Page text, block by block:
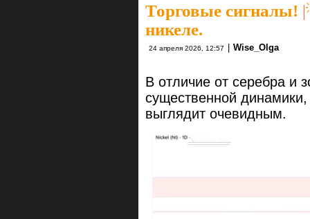
Торговые сигналы! |
никеле.
24 апреля 2026, 12:57 Wise_Olga
В отличие от серебра и
существенной
выглядит очевидным.